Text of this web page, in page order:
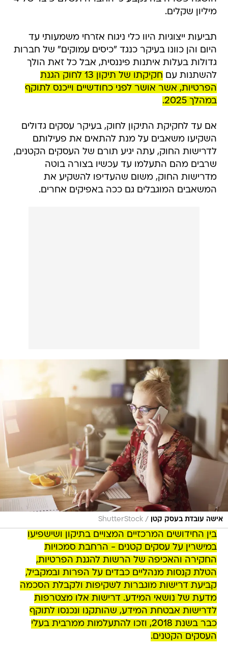
מיליון שקלים.
תביעות ייצוגיות היוו כלי ניגוח אזרחי משמעותי עד
היום והן כוונו בעיקר כנגד "כיסים עמוקים" של חברות
גדולות בעלות איתנות פיננסית, אבל כל זאת הולך
להשתנות עם
חקיקתו של תיקון 13 לחוק הגנת
הפרטיות, אשר אושר לפני כחודשיים וייכנס לתוקף
במהלך 2025.
אם עד לחקיקת התיקון לחוק, בעיקר עסקים גדולים
השקיעו משאבים על מנת להתאים את פעילותם
לדרישות החוק, עתה יגיע תורם של העסקים הקטנים,
שרבים מהם התעלמו עד עכשיו בצורה בוטה
מדרישות החוק, משום שהעדיפו להשקיע את
המשאבים המוגבלים גם ככה באפיקים אחרים.
אישה עובדת בעסק קטן /
ShutterStock
בין החידושים המרכזיים המצויים בתיקון ושישפיעו
במישרין על עסקים קטנים - הרחבת סמכויות
החקירה והאכיפה של הרשות להגנת הפרטיות,
הטלת קנסות מנהליים כבדים על הפרות ובמקביל,
קביעת דרישות מוגברות לשקיפות ולקבלת הסכמה
מדעת של נושאי המידע. דרישות אלו מצטרפות
לדרישות אבטחת המידע, שהותקנו ונכנסו לתוקף
כבר בשנת 2018, וזכו להתעלמות ממרבית בעלי
העסקים הקטנים.